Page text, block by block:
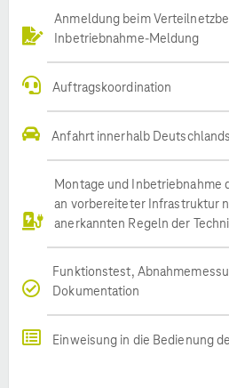
Anmeldung beim
Inbetriebnahme-Meldung
Auftragskoordination
Anfahrt innerhalb Deutschlands
Montage und Inbetriebnahme
an vorbereiteter Infrastruktur
anerkannten Regeln der
Funktionstest,
Dokumentation
Einweisung in die Bedienung